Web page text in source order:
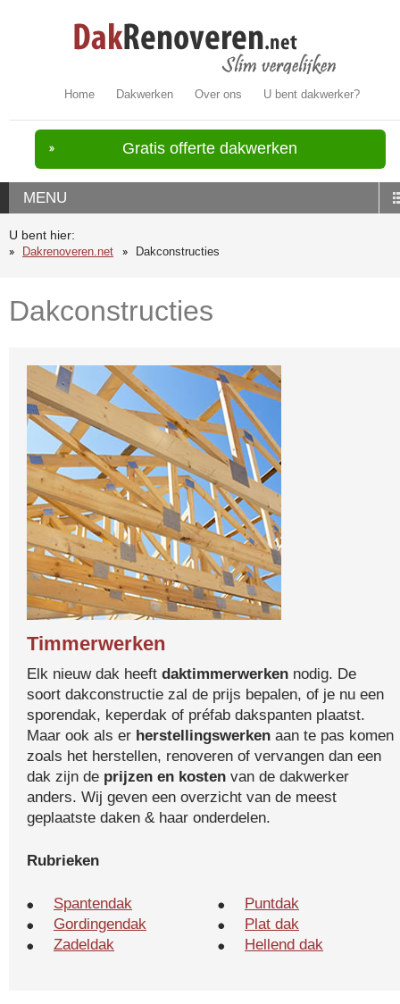
Home Dakwerken Over ons U bent dakwerker?
Gratis offerte dakwerken
MENU
U bent hier:
Dakrenoveren.net
Dakconstructies
Dakconstructies
Timmerwerken
Elk nieuw dak heeft daktimmerwerken nodig. De
soort dakconstructie zal de prijs bepalen, of je nu een
sporendak, keperdak of préfab dakspanten plaatst.
Maar ook als er herstellingswerken aan te pas komen
zoals het herstellen, renoveren of vervangen dan een
dak zijn de prijzen en kosten van de dakwerker
anders. Wij geven een overzicht van de meest
geplaatste daken & haar onderdelen.
Rubrieken
Spantendak
Gordingendak
Zadeldak
Puntdak
Plat dak
Hellend dak